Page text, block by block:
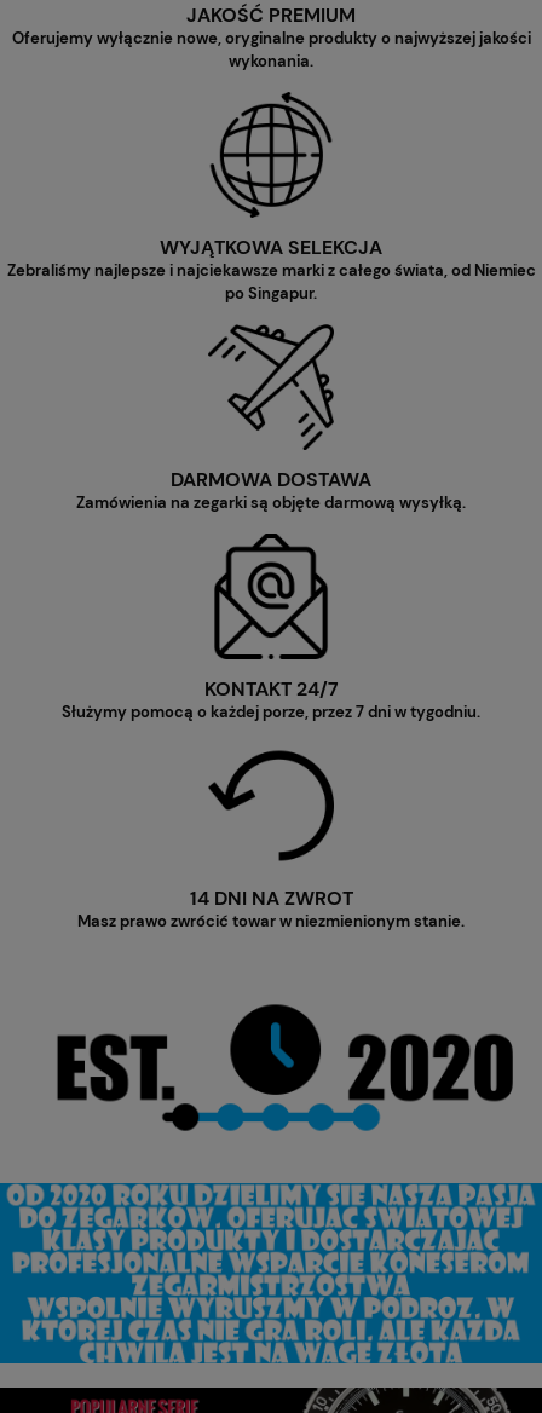
JAKOŚĆ PREMIUM
Oferujemy wyłącznie nowe, oryginalne produkty o najwyższej jakości
wykonania.
WYJĄTKOWA SELEKCJA
Zebraliśmy najlepsze i najciekawsze marki z całego świata, od Niemiec
po Singapur.
DARMOWA DOSTAWA
Zamówienia na zegarki są objęte darmową wysyłką.
KONTAKT 24/7
Służymy pomocą o każdej porze, przez 7 dni w tygodniu.
14 DNI NA ZWROT
Masz prawo zwrócić towar w niezmienionym stanie.